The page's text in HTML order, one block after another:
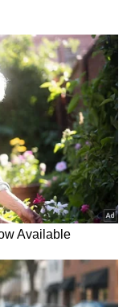
ನೀಡುವ ಈ
ಇಳಿದಿದೆ.
ಮಾಡೆಲ್ ಅನ್ನು ಈಗ
ಆಗಿದ್ದು,
ರೂ. 45,999
iQOO Z10